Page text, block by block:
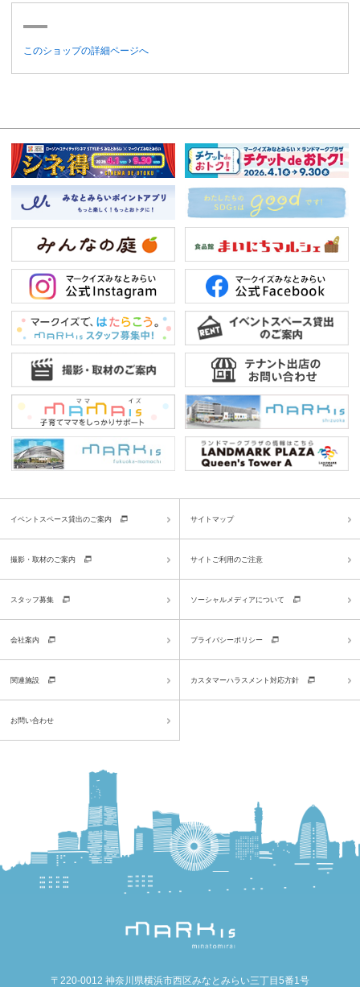
このショップの詳細ページへ
イベントスペース貸出のご案内
撮影・取材のご案内
スタッフ募集
会社案内
関連施設
お問い合わせ
サイトマップ
サイトご利用のご注意
ソーシャルメディアについて
プライバシーポリシー
カスタマーハラスメント対応方針
〒220-0012 神奈川県横浜市西区みなとみらい三丁目5番1号